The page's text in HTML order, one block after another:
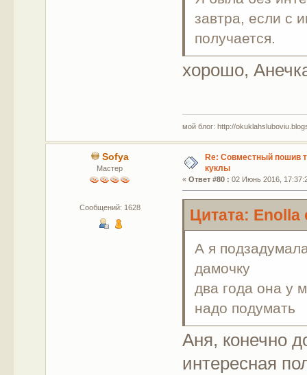
завтра, если с
получается.
хорошо,
мой блог: http://
Sofya
Мастер
Сообщений: 1628
Re: Совместный пошив
куклы
«Ответ #80 : 02 Июнь 2016,
Цитата: Enolla
А я
дамочку
два года она у
надо подумать
Аня, конечно
интересная